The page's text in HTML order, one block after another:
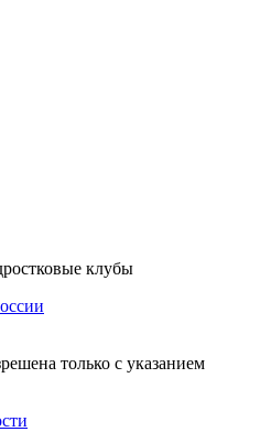
клубы
только с указанием